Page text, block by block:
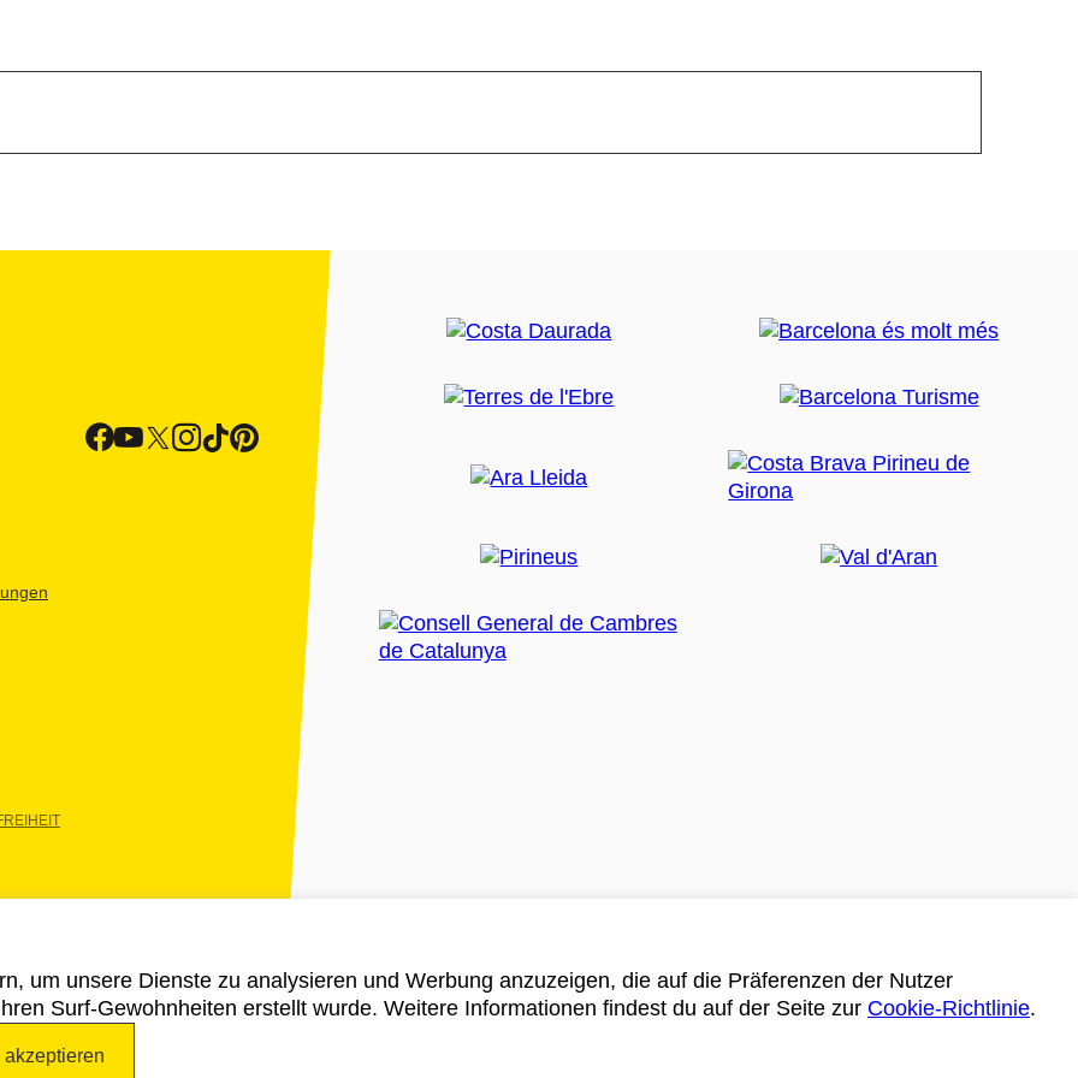
um unsere Dienste zu analysieren und Werbung anzuzeigen, die auf die Präferenzen der Nutzer
Surf-Gewohnheiten erstellt wurde. Weitere Informationen findest du auf der Seite zur Cookie-Richtlinie.